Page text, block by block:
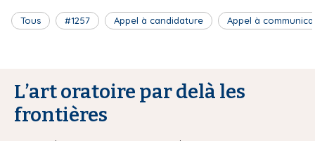
Tous #1257 Appel à candidature Appel à
L’art oratoire par delà les
frontières